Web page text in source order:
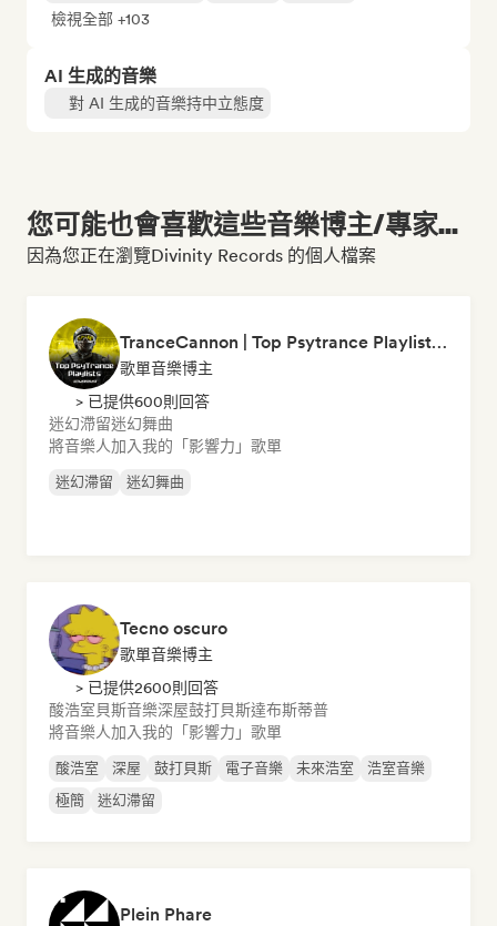
檢視全部 +103
AI 生成的音樂
對 AI 生成的音樂持中立態度
您可能也會喜歡這些音樂博主/專家...
因為您正在瀏覽Divinity Records 的個人檔案
TranceCannon | Top Psytrance Playlists Worldwide
歌單音樂博主
> 已提供600則回答
迷幻滯留迷幻舞曲
將音樂人加入我的「影響力」歌單
迷幻滯留 迷幻舞曲
Tecno oscuro
歌單音樂博主
> 已提供2600則回答
酸浩室貝斯音樂深屋鼓打貝斯達布斯蒂普
將音樂人加入我的「影響力」歌單
酸浩室 深屋 鼓打貝斯 電子音樂 未來浩室
浩室音樂
極簡
迷幻滯留
Plein Phare